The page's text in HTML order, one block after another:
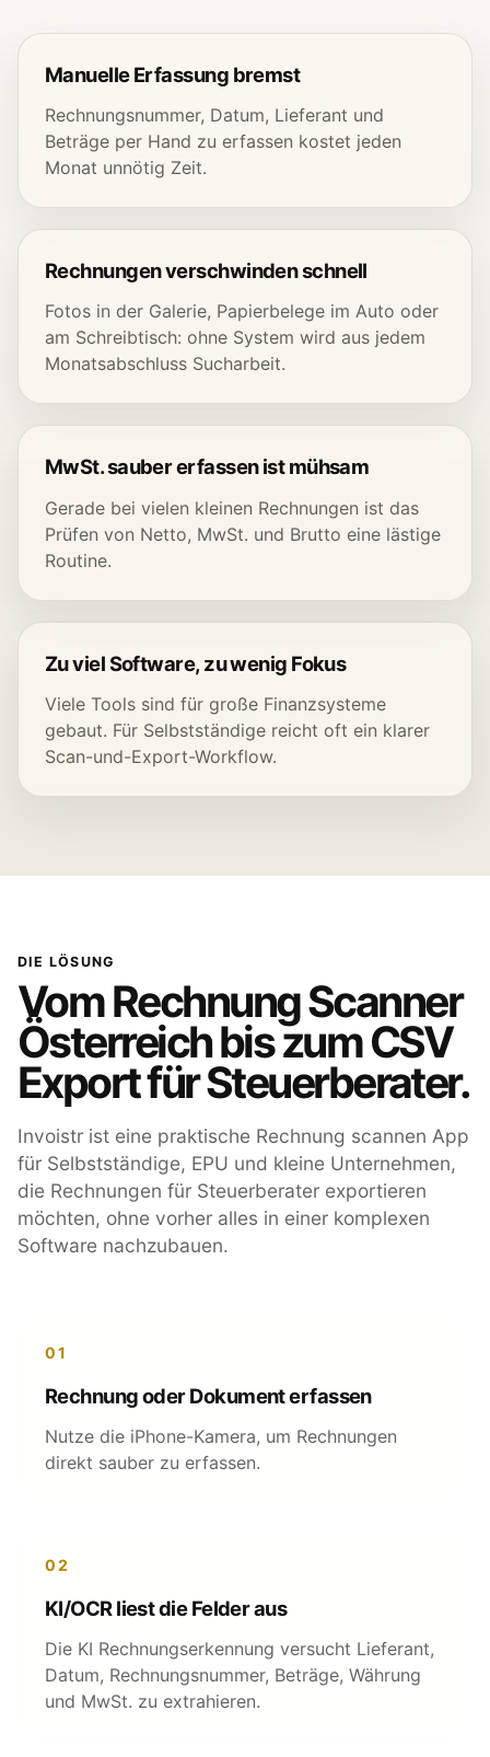
Manuelle Erfassung bremst
Rechnungsnummer, Datum, Lieferant und
Beträge per Hand zu erfassen kostet jeden
Monat unnötig Zeit.
Rechnungen verschwinden schnell
Fotos in der Galerie, Papierbelege im Auto oder
am Schreibtisch: ohne System wird aus jedem
Monatsabschluss Sucharbeit.
MwSt. sauber erfassen ist mühsam
Gerade bei vielen kleinen Rechnungen ist das
Prüfen von Netto, MwSt. und Brutto eine lästige
Routine.
Zu viel Software, zu wenig Fokus
Viele Tools sind für große Finanzsysteme
gebaut. Für Selbstständige reicht oft ein klarer
Scan-und-Export-Workflow.
DIE LÖSUNG
Vom Rechnung Scanner
Österreich bis zum CSV
Export für Steuerberater.
Invoistr ist eine praktische Rechnung scannen App
für Selbstständige, EPU und kleine Unternehmen,
die Rechnungen für Steuerberater exportieren
möchten, ohne vorher alles in einer komplexen
Software nachzubauen.
01
Rechnung oder Dokument erfassen
Nutze die iPhone-Kamera, um Rechnungen
direkt sauber zu erfassen.
02
KI/OCR liest die Felder aus
Die KI Rechnungserkennung versucht Lieferant,
Datum, Rechnungsnummer, Beträge, Währung
und MwSt. zu extrahieren.